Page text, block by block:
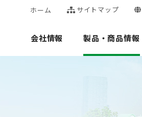
ホーム サイトマップ
会社情報 製品・商品情報